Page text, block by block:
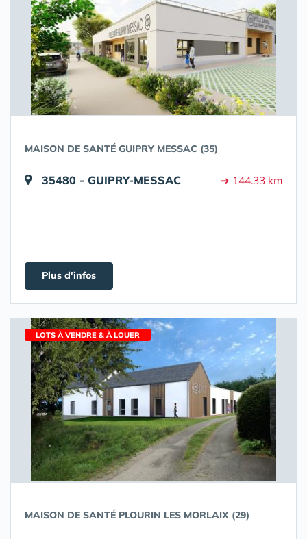
MAISON DE SANTÉ GUIPRY MESSAC (35)
35480 - GUIPRY-MESSAC ➔ 144.33 km
Plus d'infos
LOTS À VENDRE & À LOUER
MAISON DE SANTÉ PLOURIN LES MORLAIX (29)